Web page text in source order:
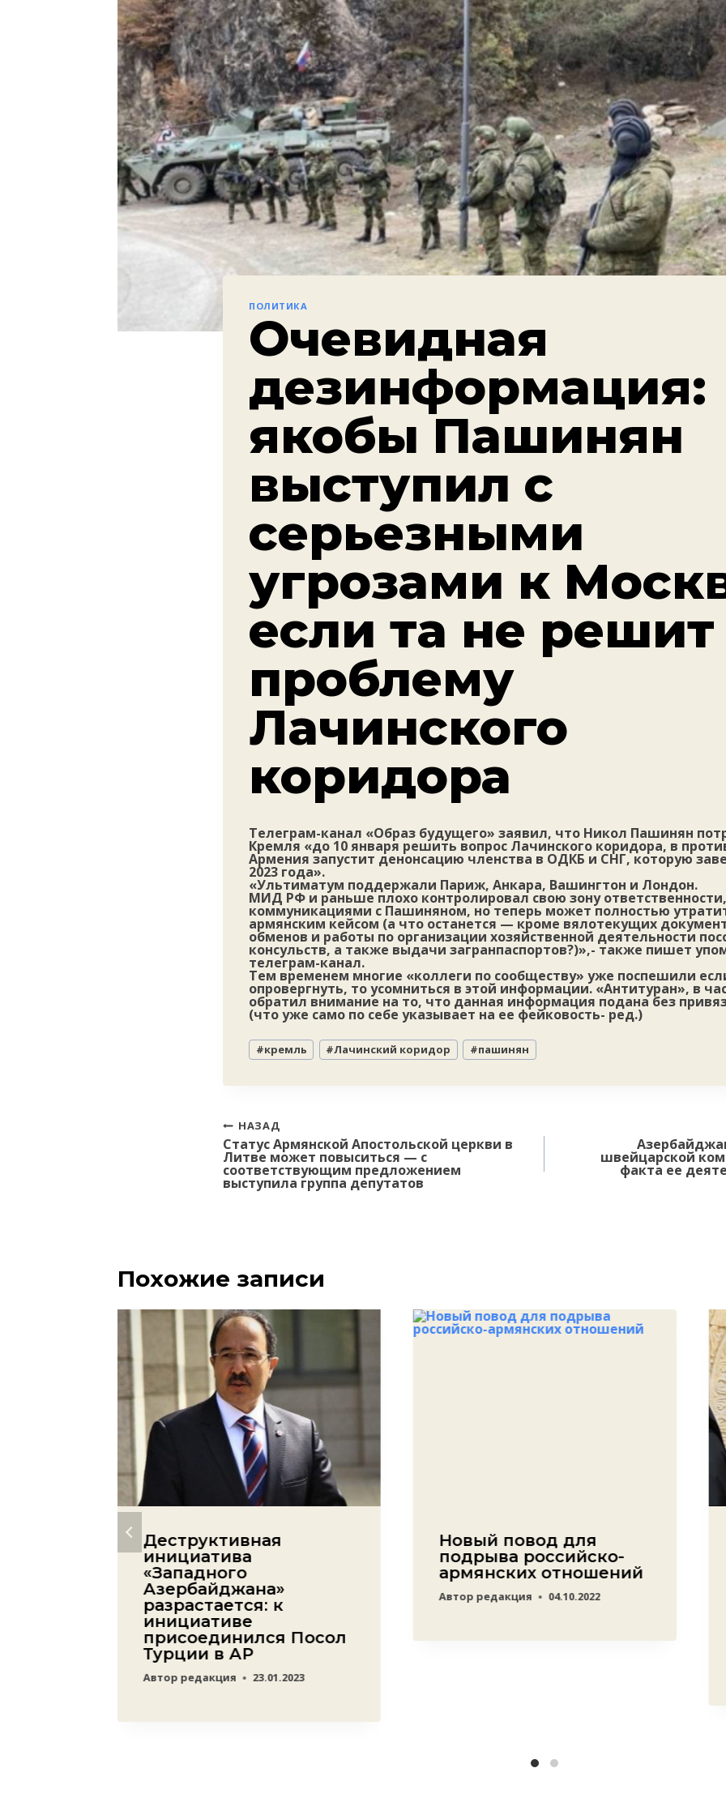
ПОЛИТИКА
Очевидная
дезинформация:
якобы Пашинян
выступил с
серьезными
угрозами к
если та не решит
проблему
Лачинского
коридора
Телеграм-канал «Образ будущего» заявил, что Никол Пашинян
Кремля «до 10 января решить вопрос Лачинского коридора, в
Армения запустит денонсацию членства в ОДКБ и СНГ, которую
2023 года».
«Ультиматум поддержали Париж, Анкара, Вашингтон и Лондон.
МИД РФ и раньше плохо контролировал свою зону
коммуникациями с Пашиняном, но теперь может полностью
армянским кейсом (а что останется — кроме вялотекущих
обменов и работы по организации хозяйственной деятельности
консульств, а также выдачи загранпаспортов?)»,- также пишет
телеграм-канал.
Тем временем многие «коллеги по сообществу» уже поспешили
опровергнуть, то усомниться в этой информации. «Антитуран», в
обратил внимание на то, что данная информация подана без
(что уже само по себе указывает на ее фейковость- ред.)
Метки
записи:
#кремль #Лачинский коридор #пашинян
Навигация
по
записям
НАЗАД
Статус Армянской Апостольской церкви в
Литве может повыситься — с
соответствующим предложением
выступила группа депутатов
швейцарской
факта ее
Похожие записи
Деструктивная
инициатива
«Западного
Азербайджана»
разрастается: к
инициативе
присоединился Посол
Турции в АР
Автор редакция 23.01.2023
Новый повод для
подрыва российско-
армянских отношений
Автор редакция 04.10.2022